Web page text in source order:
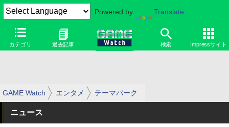
Powered by Translate
カテゴリ 過去記事 検索 Impressサイト
GAME Watch エンタメ テーマパーク
ニュース